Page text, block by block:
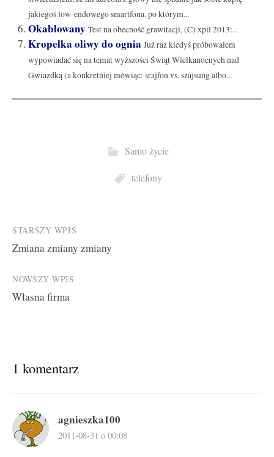
jakiegoś low-endowego smartfona, po którym...
Okablowany Test na obecność grawitacji, (C) xpil 2013:...
Kropelka oliwy do ognia Już raz kiedyś próbowałem
wypowiadać się na temat wyższości Świąt Wielkanocnych nad
Gwiazdką (a konkretniej mówiąc: srajfon vs. szajsung albo...
Samo życie
telefony
Post
navigation
STARSZY WPIS
Zmiana zmiany zmiany
NOWSZY WPIS
Własna firma
1 komentarz
agnieszka100
2011-08-31 o 00:08